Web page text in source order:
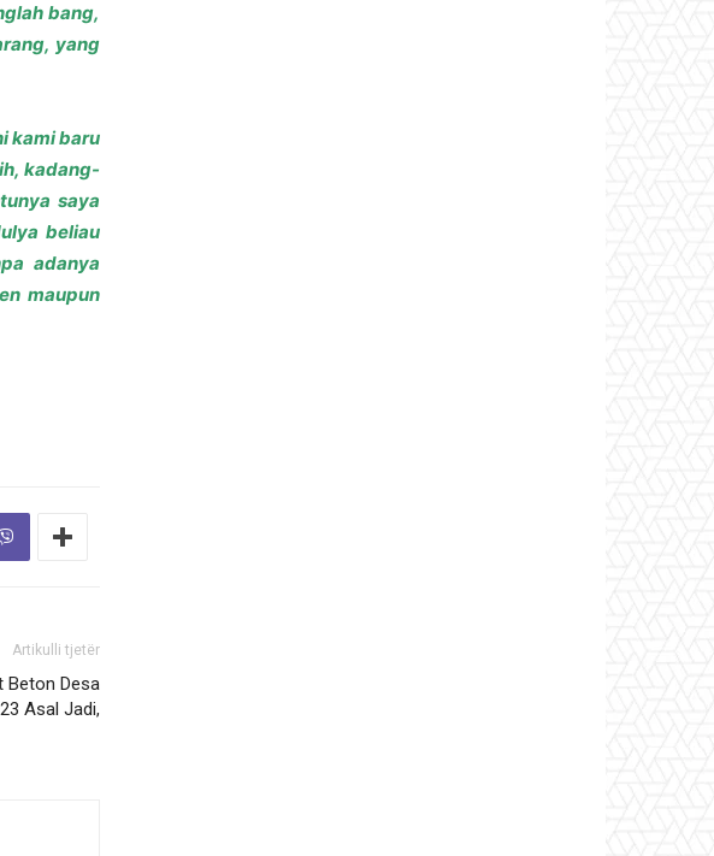
bang,
yang
kami baru
kadang-
saya
beliau
adanya
maupun
Artikulli tjetër
Beton Desa
Asal Jadi,